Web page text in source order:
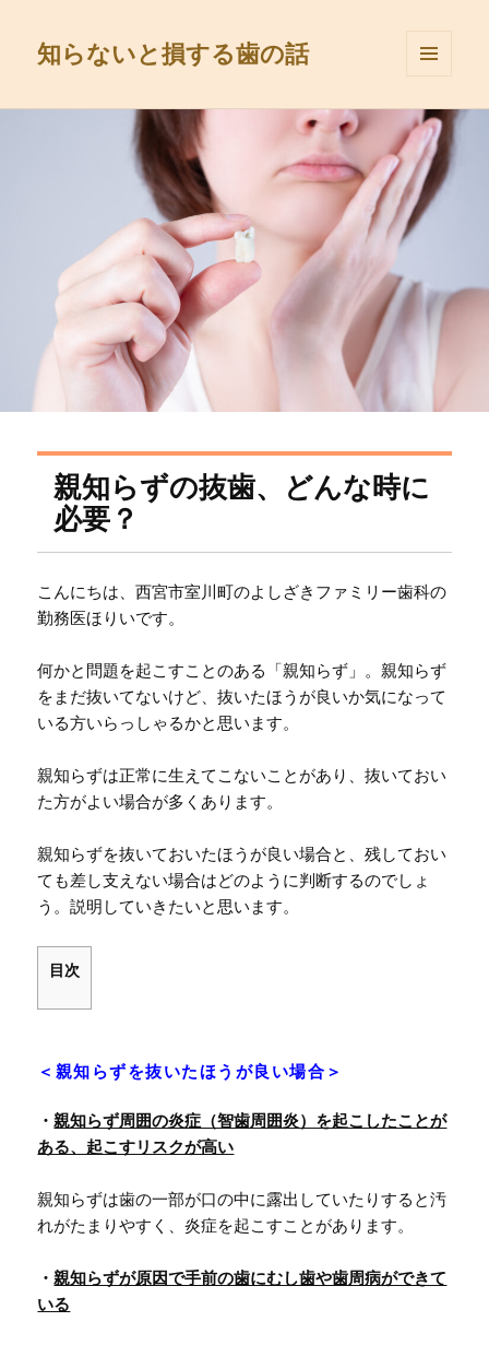
知らないと損する歯の話
ーとウ
ィジェ
ット
親知らずの抜歯、どんな時に
必要？
こんにちは、西宮市室川町のよしざきファミリー歯科の
勤務医ほりいです。
何かと問題を起こすことのある「親知らず」。親知らず
をまだ抜いてないけど、抜いたほうが良いか気になって
いる方いらっしゃるかと思います。
親知らずは正常に生えてこないことがあり、抜いておい
た方がよい場合が多くあります。
親知らずを抜いておいたほうが良い場合と、残しておい
ても差し支えない場合はどのように判断するのでしょ
う。説明していきたいと思います。
目次
＜親知らずを抜いたほうが良い場合＞
・親知らず周囲の炎症（智歯周囲炎）を起こしたことが
ある、起こすリスクが高い
親知らずは歯の一部が口の中に露出していたりすると汚
れがたまりやすく、炎症を起こすことがあります。
・親知らずが原因で手前の歯にむし歯や歯周病ができて
いる